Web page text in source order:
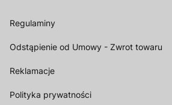
Regulaminy
Odstąpienie od Umowy - Zwrot towaru
Reklamacje
Polityka prywatności